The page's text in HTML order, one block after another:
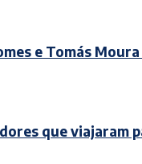
e Tomás
que viajaram